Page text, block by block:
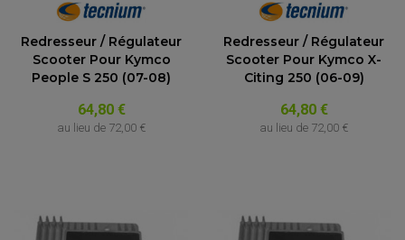
Redresseur / Régulateur
Scooter Pour Kymco
People S 250 (07-08)
64,80 €
au lieu de 72,00 €
Redresseur / Régulateur
Scooter Pour Kymco X-
Citing 250 (06-09)
64,80 €
au lieu de 72,00 €